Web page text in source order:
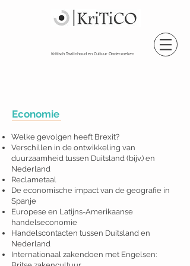
Kritisch Taalinhoud en Cultuur Onderzoeken
Economie
Welke gevolgen heeft Brexit?
Verschillen in de ontwikkeling van
duurzaamheid tussen Duitsland (bijv.) en
Nederland
Reclametaal
De economische impact van de geografie in
Spanje
Europese en Latijns-Amerikaanse
handelseconomie
Handelscontacten tussen Duitsland en
Nederland
Internationaal zakendoen met Engelsen: